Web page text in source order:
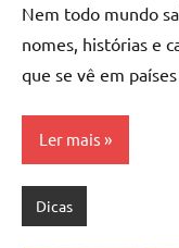
Nem todo mundo
nomes, histórias e
que se vê em
Ler mais
Dicas